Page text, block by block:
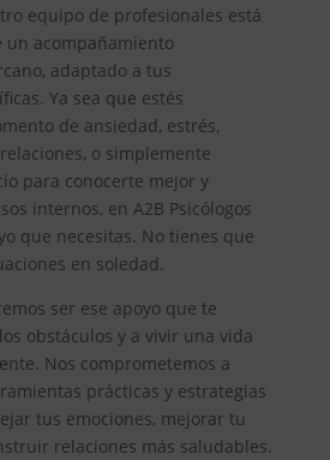
equipo de profesionales está
acompañamiento
adaptado a tus
Ya sea que estés
de ansiedad, estrés,
o simplemente
para conocerte mejor y
internos, en A2B Psicólogos
que necesitas. No tienes que
en soledad.
ser ese apoyo que te
obstáculos y a vivir una vida
Nos comprometemos a
prácticas y estrategias
tus emociones, mejorar tu
relaciones más saludables.